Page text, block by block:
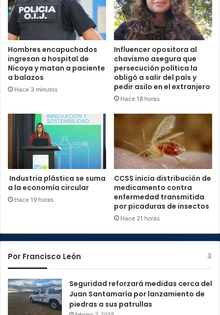
Hombres encapuchados
ingresan a hospital de
Nicoya y matan a paciente
a balazos
Hace 3 minutos
Influencer opositora al
chavismo asegura que
persecución política la
obligó a salir del país y
pedir asilo en el extranjero
Hace 18 horas
Industria plástica se suma
a la economía circular
Hace 19 horas
CCSS inicia distribución de
medicamento contra
enfermedad transmitida
por picaduras de insectos
Hace 21 horas
Por Francisco León
Seguridad reforzará medidas cerca del
Juan Santamaría por lanzamiento de
piedras a sus patrullas